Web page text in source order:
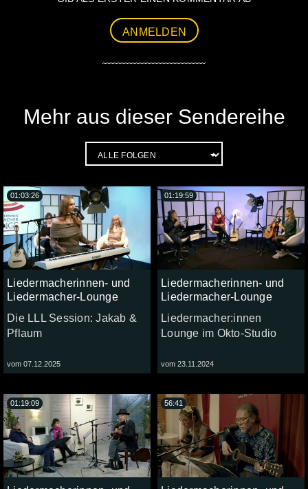
ANMELDEN
Mehr aus dieser Sendereihe
Liedermacherinnen- und
Liedermacher-Lounge
Die LLL Session: Jakab &
Pflaum
vom 07.12.2025
01:03:26
Liedermacherinnen- und
Liedermacher-Lounge
Liedermacher:innen
Lounge im Okto-Studio
vom 23.11.2024
01:19:59
01:19:09 56:41